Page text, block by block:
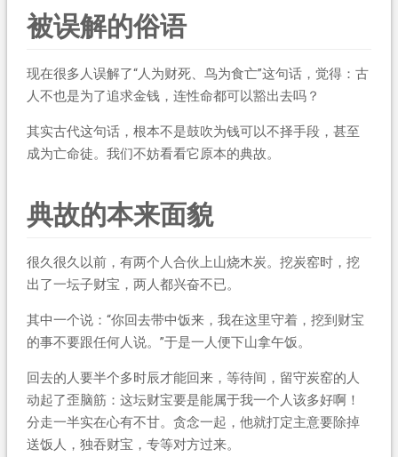
被误解的俗语
现在很多人误解了“人为财死、鸟为食亡”这句话，觉得：古
人不也是为了追求金钱，连性命都可以豁出去吗？
其实古代这句话，根本不是鼓吹为钱可以不择手段，甚至
成为亡命徒。我们不妨看看它原本的典故。
典故的本来面貌
很久很久以前，有两个人合伙上山烧木炭。挖炭窑时，挖
出了一坛子财宝，两人都兴奋不已。
其中一个说：“你回去带中饭来，我在这里守着，挖到财宝
的事不要跟任何人说。”于是一人便下山拿午饭。
回去的人要半个多时辰才能回来，等待间，留守炭窑的人
动起了歪脑筋：这坛财宝要是能属于我一个人该多好啊！
分走一半实在心有不甘。贪念一起，他就打定主意要除掉
送饭人，独吞财宝，专等对方过来。